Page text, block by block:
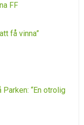
FF
få vinna”
“En otrolig